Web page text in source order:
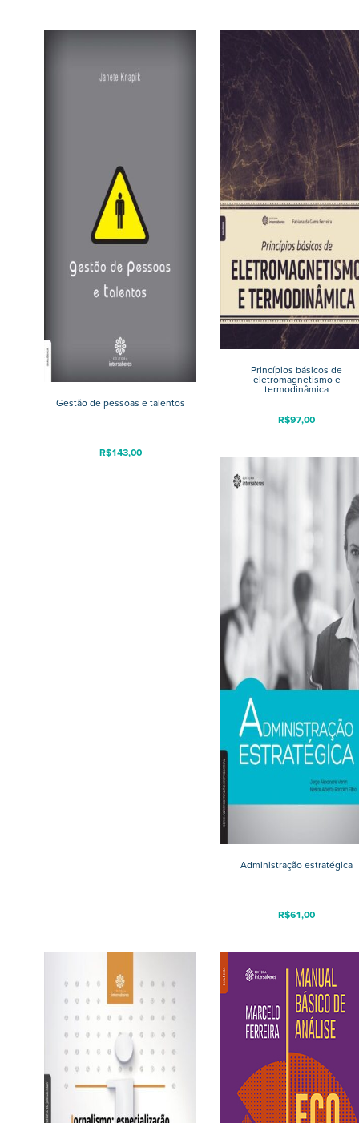
Gestão de pessoas e talentos
R$143,00
Princípios básicos de
eletromagnetismo e
termodinâmica
R$97,00
Administração estratégica
R$61,00